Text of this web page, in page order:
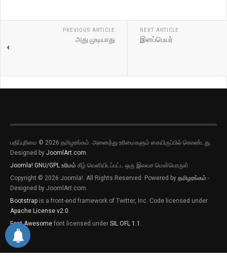
PREVIOUS ARTICLE
அது முடியாது
NEXT ARTICLE
இனப்பெயர்
பதிப்புரிமை © 2026 தமிழரங்கம். அனைத்து உரிமைகளும் கையிருப்பில் கொண்டது.
Designed by JoomlArt.com.
Joomla! GNU/GPL உரிமம் கீழ் வெளியிடப்பட்ட ஒரு இலவச மென்பொருள்.
Copyright © 2026 Joomla!. All Rights Reserved. Powered by தமிழரங்கம் -
Designed by JoomlArt.com.
Bootstrap is a front-end framework of Twitter, Inc. Code licensed under
Apache License v2.0.
Font Awesome font licensed under SIL OFL 1.1 .